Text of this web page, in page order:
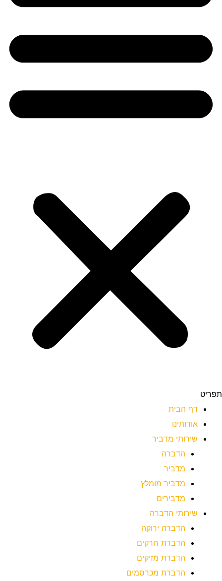
תפריט
דף הבית
אודותינו
שירותי מדביר
הדברה
מדביר
מדביר מומלץ
מדבירים
שירותי הדברה
הדברה ירוקה
הדברת חרקים
הדברת מזיקים
הדברת מכרסמים